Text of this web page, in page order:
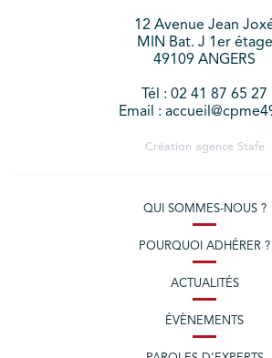
12 Avenue Jean
MIN Bat. J 1er étage
49109 ANGERS
Tél : 02 41 87 65 27
Email :
Création agence Stafe
QUI SOMMES-NOUS ?
POURQUOI ADHÉRER ?
ACTUALITÉS
ÉVÈNEMENTS